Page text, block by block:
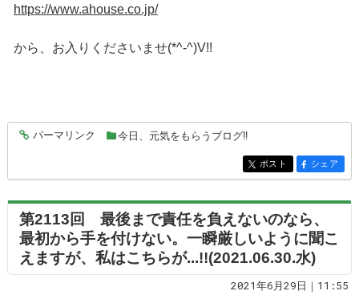
https://www.ahouse.co.jp/
から、お入りくださいませ(*^-^)V!!
entry6353
パーマリンク 今日、元気をもらうブログ‼
entry6353
ポスト entry6353
シェア
第2113回 最後まで責任を負えないのなら、
最初から手を付けない。一瞬厳しいように聞こ
えますが、私はこちらが...!!(2021.06.30.水)
2021年6月29日｜11:55